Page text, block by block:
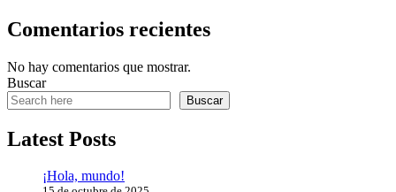
Comentarios recientes
No hay comentarios que mostrar.
Buscar
Buscar
Latest Posts
¡Hola, mundo!